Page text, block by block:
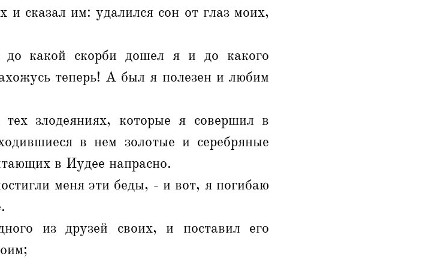
и сказал им: удалился сон от глаз моих,
какой скорби дошел я и до какого
теперь! А был я полезен и любим
злодеяниях, которые я совершил в
в нем золотые и серебряные
в Иудее напрасно.
меня эти беды, - и вот, я погибаю
из друзей своих, и поставил его